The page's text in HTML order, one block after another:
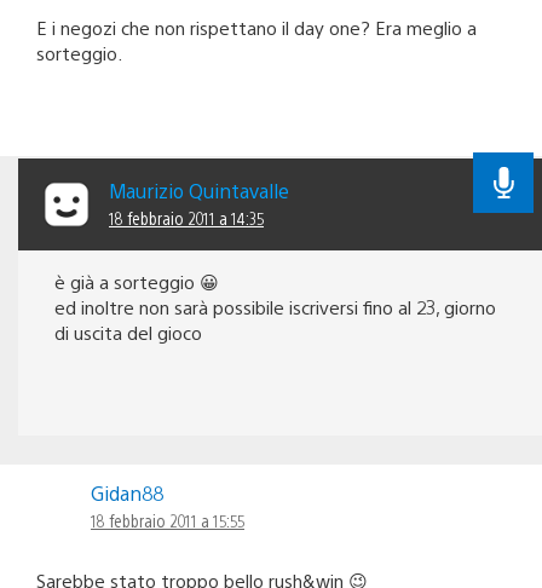
E i negozi che non rispettano il day one? Era meglio a
sorteggio.
Maurizio Quintavalle
18 febbraio 2011 a 14:35
è già a sorteggio 😀
ed inoltre non sarà possibile iscriversi fino al 23, giorno
di uscita del gioco
Gidan88
18 febbraio 2011 a 15:55
Sarebbe stato troppo bello rush&win 😉